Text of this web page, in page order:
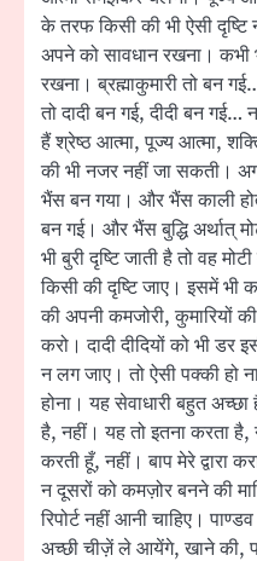
के तरफ किसी की भी ऐसी
अपने को सावधान रखना। कभी
रखना। ब्रह्माकुमारी तो बन
तो दादी बन गई, दीदी बन
हैं श्रेष्ठ आत्मा, पूज्य आत्मा,
की भी नजर नहीं जा सकती।
भैंस बन गया। और भैंस काली
बन गई। और भैंस बुद्धि अर्थात्
भी बुरी दृष्टि जाती है तो वह
किसी की दृष्टि जाए। इसमें भी
की अपनी कमजोरी, कुमारियों
करो। दादी दीदियों को भी डर
न लग जाए। तो ऐसी पक्की हो
होना। यह सेवाधारी बहुत
है, नहीं। यह तो इतना करता है,
करती हूँ, नहीं। बाप मेरे द्वारा
न दूसरों को कमज़ोर बनने की
रिपोर्ट नहीं आनी चाहिए।
अच्छी चीज़ें ले आयेंगे, खाने की,